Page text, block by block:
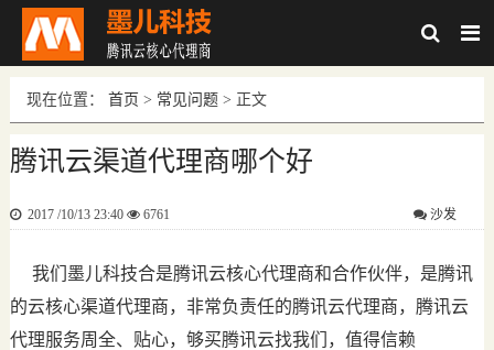
现在位置： 首页 > 常见问题> 正文
腾讯云渠道代理商哪个好
2017 /10/13 23:40 6761 沙发
我们墨儿科技合是腾讯云核心代理商和合作伙伴，是腾讯
的云核心渠道代理商，非常负责任的腾讯云代理商，腾讯云
代理服务周全、贴心，够买腾讯云找我们，值得信赖